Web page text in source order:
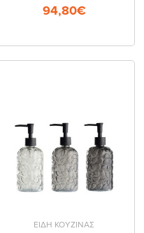
94,80€
ΕΙΔΗ ΚΟΥΖΙΝΑΣ